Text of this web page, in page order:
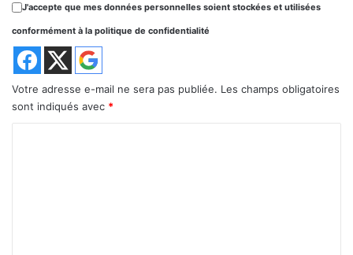
J'accepte que mes données personnelles soient stockées et utilisées
conformément à la politique de confidentialité
Votre adresse e-mail ne sera pas publiée. Les champs obligatoires
sont indiqués avec *